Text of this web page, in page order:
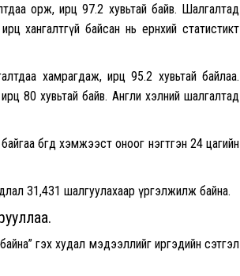
орж, ирц 97.2 хувьтай байв. Шалгалтад
хангалтгүй байсан нь ерөнхий статистикт
хамрагдаж, ирц 95.2 хувьтай байлаа.
80 хувьтай байв. Англи хэлний шалгалтад
бөгөөд хэмжээст оноог нэгтгэн 24 цагийн
31,431 шалгуулахаар үргэлжилж байна.
гэх худал мэдээллийг иргэдийн сэтгэл